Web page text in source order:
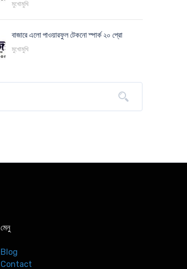
মুখোমুখি
বাজারে এলো পাওয়ারফুল টেকনো স্পার্ক ২০ প্রো
মুখোমুখি
মেনু
Blog
Contact